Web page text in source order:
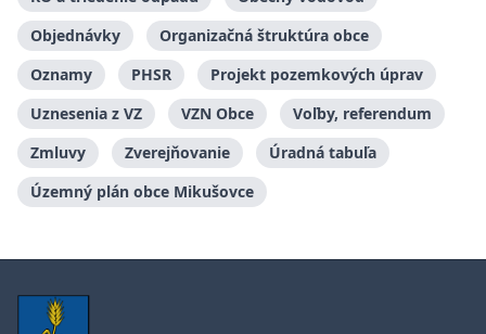
Objednávky
Organizačná štruktúra obce
Oznamy
PHSR
Projekt pozemkových úprav
Uznesenia z VZ
VZN Obce
Voľby, referendum
Zmluvy
Zverejňovanie
Úradná tabuľa
Územný plán obce Mikušovce